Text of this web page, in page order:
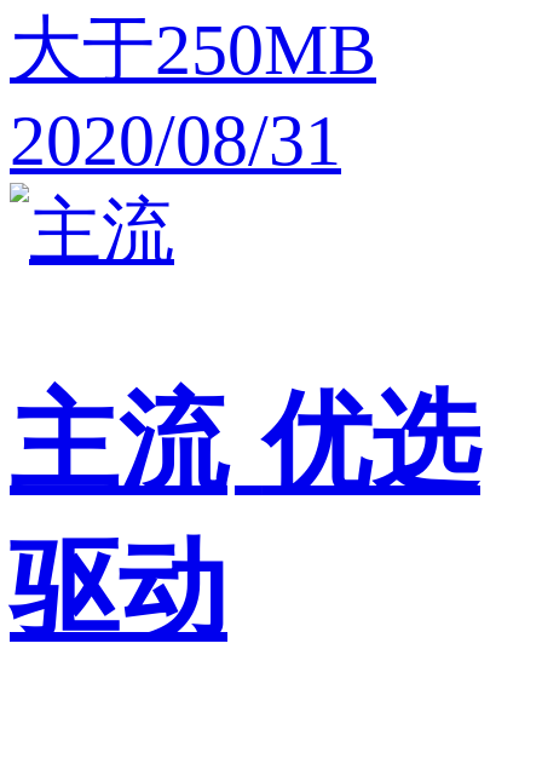
大于250MB
2020/08/31
主流 优选
驱动